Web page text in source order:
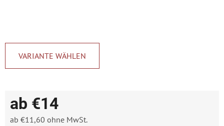
VARIANTE WÄHLEN
ab €14
ab €11,60 ohne MwSt.